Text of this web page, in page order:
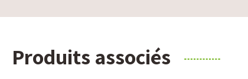
Produits associés